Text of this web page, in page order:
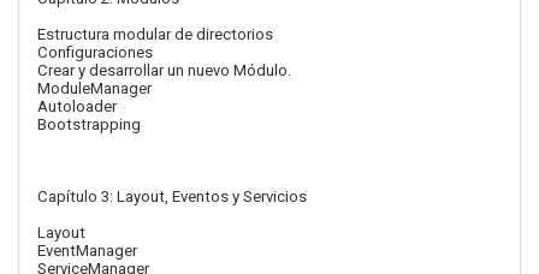
Estructura modular de directorios
Configuraciones
Crear y desarrollar un nuevo Módulo.
ModuleManager
Autoloader
Bootstrapping
Capítulo 3: Layout, Eventos y Servicios
Layout
EventManager
ServiceManager